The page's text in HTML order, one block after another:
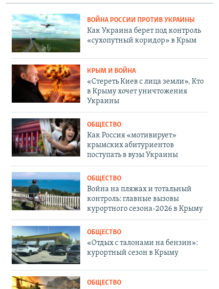
ВОЙНА РОССИИ ПРОТИВ УКРАИНЫ
Как Украина берет под контроль
«сухопутный коридор» в Крым
КРЫМ И ВОЙНА
«Стереть Киев с лица земли». Кто
в Крыму хочет уничтожения
Украины
ОБЩЕСТВО
Как Россия «мотивирует»
крымских абитуриентов
поступать в вузы Украины
ОБЩЕСТВО
Война на пляжах и тотальный
контроль: главные вызовы
курортного сезона-2026 в Крыму
ОБЩЕСТВО
«Отдых с талонами на бензин»:
курортный сезон в Крыму
ОБЩЕСТВО